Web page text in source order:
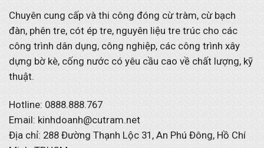
Chuyên cung cấp và thi công đóng cừ tràm, cừ bạch
đàn, phên tre, cót ép tre, nguyên liệu tre trúc cho các
công trình dân dụng, công nghiệp, các công trình xây
dựng bờ kè, cống nước có yêu cầu cao về chất lượng, kỹ
thuật.
Hotline: 0888.888.767
Email: kinhdoanh@cutram.net
Địa chỉ: 288 Đường Thạnh Lộc 31, An Phú Đông, Hồ Chí